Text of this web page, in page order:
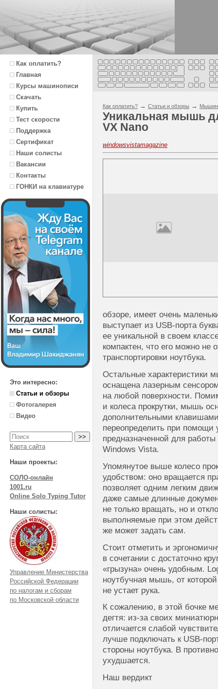
Как оплатить?
Главная
Курсы машинописи
Скачать
Купить
Тест скорости
Поддержка
Сертификат
Наши солисты
Вакансии
Контакты
ГОНКИ на клавиатуре
Это интересно:
Статьи и обзоры
Фотогалерея
Видео
Карта сайта
Наши проекты:
СОЛО-онлайн
1001.ru
Online Solo Typing Tutor
Наши солисты:
Управление Министерства
Российской Федерации
по налогам и сборам
по Московской области
Как оплатить? → Статьи и обзоры →
Уникальная мышь
VX Nano
windowsvistamagazine
обзоре, имеет очень
выступает из USB-порта
ее уникальной в своем
компактен, что его можно не
транспортировки ноутбука.
Остальные характеристики
оснащена лазерным
на любой поверхности.
и колеса прокрутки, мышь
дополнительными
переопределить при помощи
предназначенной для
Windows Vista.
Упомянутое выше колесо
удобством: оно вращается
позволяет одним легким
даже самые длинные
не только вращать, но и
выполняемые при этом
же может задать сам.
Стоит отметить и
в сочетании с достаточно
«грызуна» очень удобным.
ноутбучная мышь, от
не устает рука.
К сожалению, в этой бочке
дегтя: из-засвоих
отличается слабой
лучше подключать к USB-
стороны ноутбука. В
ухудшается.
Наш вердикт